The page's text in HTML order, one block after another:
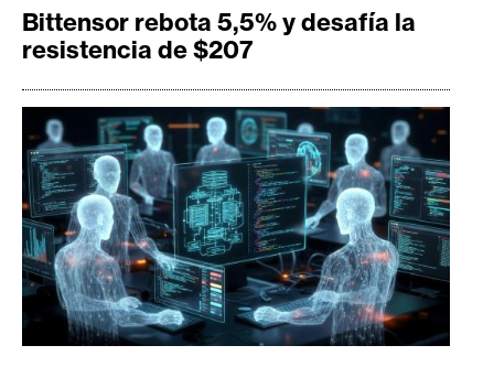
Bittensor rebota 5,5% y desafía la
resistencia de $207